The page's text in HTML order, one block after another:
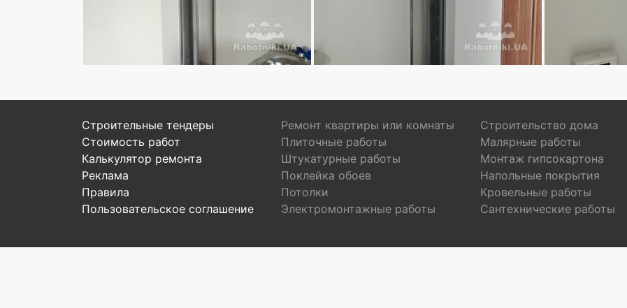
Строительные тендеры
Стоимость работ
Калькулятор ремонта
Реклама
Правила
Пользовательское соглашение
Ремонт квартиры или комнаты
Строительство дома
Плиточные работы
Малярные работы
Штукатурные работы
Монтаж гипсокартона
Поклейка обоев
Напольные покрытия
Потолки
Кровельные работы
Электромонтажные работы
Сантехнические работы